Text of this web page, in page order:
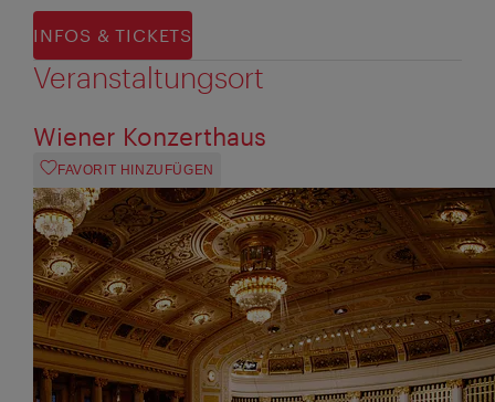
INFOS & TICKETS
Veranstaltungsort
Wiener Konzerthaus
FAVORIT HINZUFÜGEN